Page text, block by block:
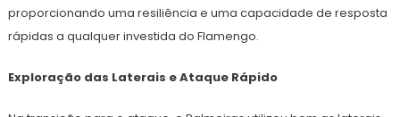
proporcionando uma resiliência e uma capacidade de resposta
rápidas a qualquer investida do Flamengo.
Exploração das Laterais e Ataque Rápido